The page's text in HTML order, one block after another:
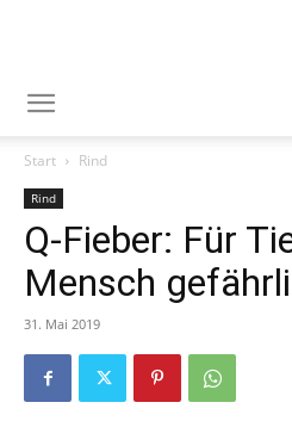
Start Rind
Rind
Q-Fieber: Für
Mensch
31. Mai 2019